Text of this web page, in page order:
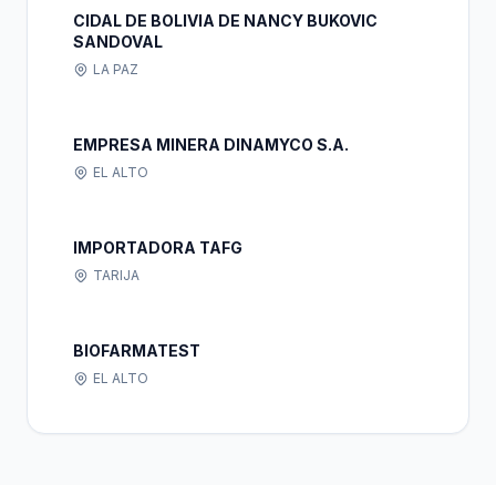
CIDAL DE BOLIVIA DE NANCY BUKOVIC
SANDOVAL
LA PAZ
EMPRESA MINERA DINAMYCO S.A.
EL ALTO
IMPORTADORA TAFG
TARIJA
BIOFARMATEST
EL ALTO